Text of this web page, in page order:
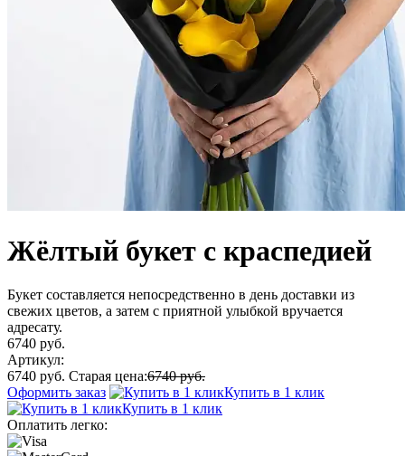
Жёлтый букет с краспедией
Букет составляется непосредственно в день доставки из
свежих цветов, а затем с приятной улыбкой вручается
адресату.
6740 руб.
Артикул:
6740 руб. Старая цена:6740 руб.
Оформить заказ
Купить в 1 клик
Купить в 1 клик
Оплатить легко: